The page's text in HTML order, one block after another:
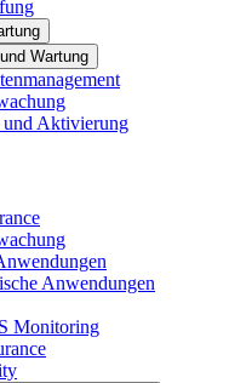
Wartung
und Aktivierung
Anwendungen
Monitoring